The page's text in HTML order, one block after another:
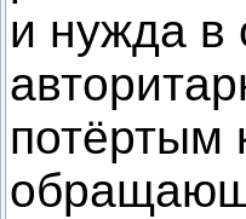
и нужда в
потёртым